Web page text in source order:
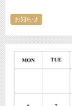
お知らせ